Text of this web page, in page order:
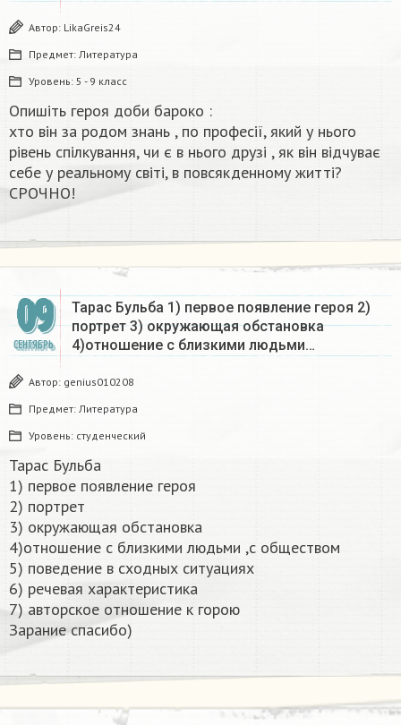
Автор: LikaGreis24
Предмет: Литература
Уровень: 5 - 9 класс
Опишіть героя доби бароко :
хто він за родом знань , по професії, який у нього
рівень спілкування, чи є в нього друзі , як він відчуває
себе у реальному світі, в повсякденному житті?
СРОЧНО!​
09
СЕНТЯБРЬ
Тарас Бульба 1) первое появление героя 2)
портрет 3) окружающая обстановка
4)отношение с близкими людьми…
Автор: genius010208
Предмет: Литература
Уровень: студенческий
Тарас Бульба
1) первое появление героя
2) портрет
3) окружающая обстановка
4)отношение с близкими людьми ,с обществом
5) поведение в сходных ситуациях
6) речевая характеристика
7) авторское отношение к горою
Зарание спасибо)​